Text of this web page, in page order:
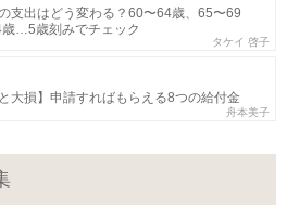
支出はどう変わる？60〜64歳、65〜69
…5歳刻みでチェック
タケイ 啓子
と大損】申請すればもらえる8つの給付金
舟本美子